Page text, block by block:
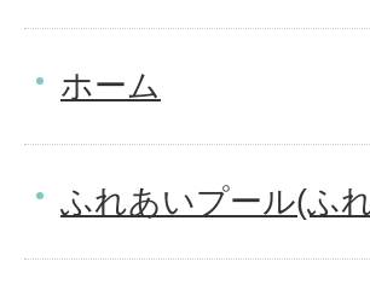
ホーム
ふれあいプール(ふ